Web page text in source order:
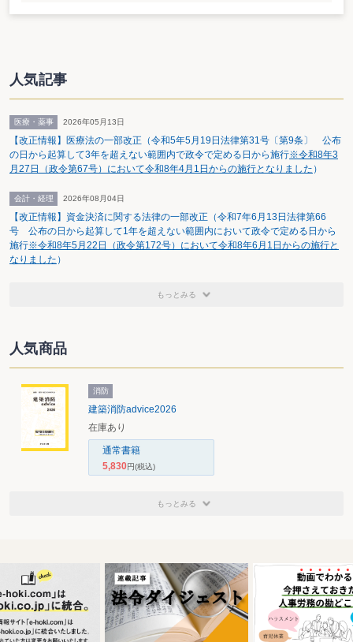
人気記事
医療・薬事 2026年05月13日
【改正情報】医療法の一部改正（令和5年5月19日法律第31号〔第9条〕 公布
の日から起算して3年を超えない範囲内で政令で定める日から施行※令和8年3
月27日（政令第67号）において令和8年4月1日からの施行となりました ）
会計・経理 2026年08月04日
【改正情報】資金決済に関する法律の一部改正（令和7年6月13日法律第66
号 公布の日から起算して1年を超えない範囲内において政令で定める日から
施行※令和8年5月22日（政令第172号）において令和8年6月1日からの施行と
なりました ）
もっとみる
人気商品
消防
建築消防advice2026
在庫あり
通常書籍
5,830円(税込)
もっとみる